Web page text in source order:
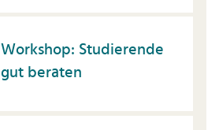
Workshop: Studierende
gut beraten